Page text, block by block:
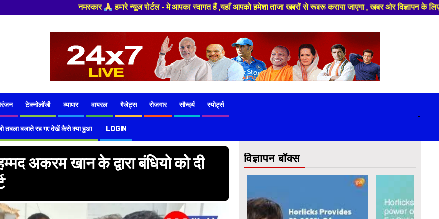
पोर्टल - मे आपका स्वागत हैं ,यहाँ आपको हमेशा ताजा खबरों से रूबरू कराया जाएगा , खबर ओर विज्ञापन के लिए संपर्क करे +91 9839649848 ,हमारे
टेक्नोलॉजी व्यापार वायरल गैजेट्स रोजगार सौन्दर्य स्पोर्ट्स
जो तबला बजाते रह गए देखें कैसे क्या हुआ LOGIN
-
अकरम खान के द्वारा बंधियो को दी
विज्ञापन बॉक्स